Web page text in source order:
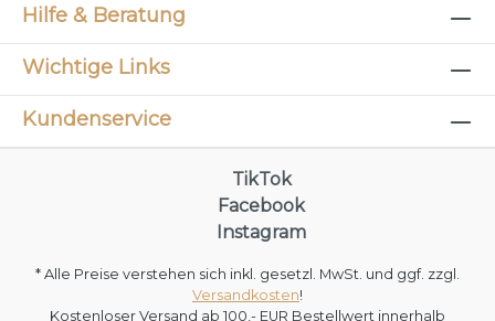
Hilfe & Beratung
Wichtige Links
Kundenservice
TikTok
Facebook
Instagram
* Alle Preise verstehen sich inkl. gesetzl. MwSt. und ggf. zzgl.
Versandkosten!
Kostenloser Versand ab 100,- EUR Bestellwert innerhalb